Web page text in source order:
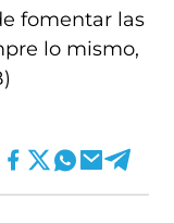
fomentar las
lo mismo,